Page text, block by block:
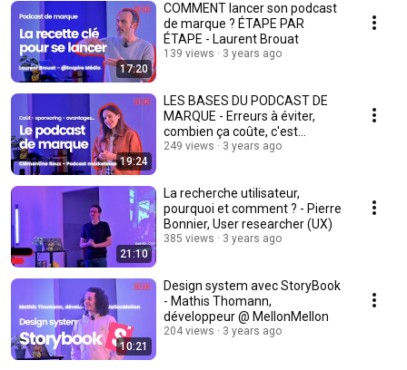
17:20
COMMENT lancer son podcast
de marque ? ÉTAPE PAR
ÉTAPE - Laurent Brouat
139 views 3 years ago
19:24
LES BASES DU PODCAST DE
MARQUE - Erreurs à éviter,
combien ça coûte, c'est
rentable ?
249 views 3 years ago
21:10
La recherche utilisateur,
pourquoi et comment ? - Pierre
Bonnier, User researcher (UX)
385 views 3 years ago
10:21
Design system avec StoryBook
- Mathis Thomann,
développeur @ MellonMellon
204 views 3 years ago